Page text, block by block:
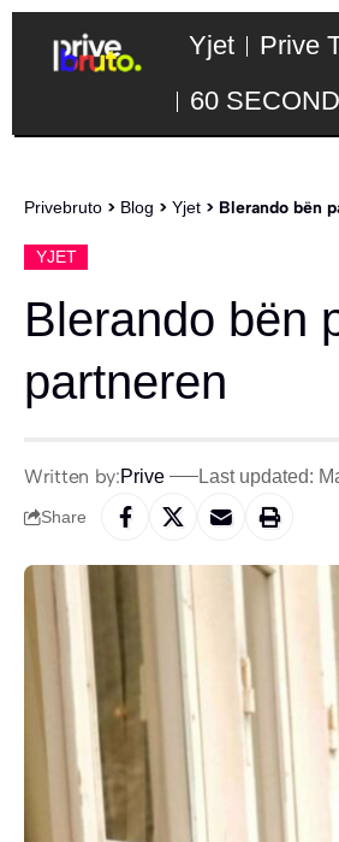
Yjet Prive
60
Privebruto > Blog > Yjet > Blerando bën
YJET
Blerando bën
partneren
Written by:Prive Last updated:
Share